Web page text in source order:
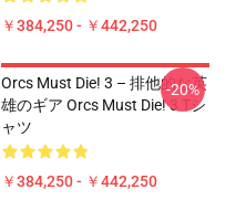
￥384,250 - ￥442,250
Orcs Must Die! 3 – 排他的な英
雄のギア Orcs Must Die! 3 Tシ
ャツ
￥384,250 - ￥442,250
-20%